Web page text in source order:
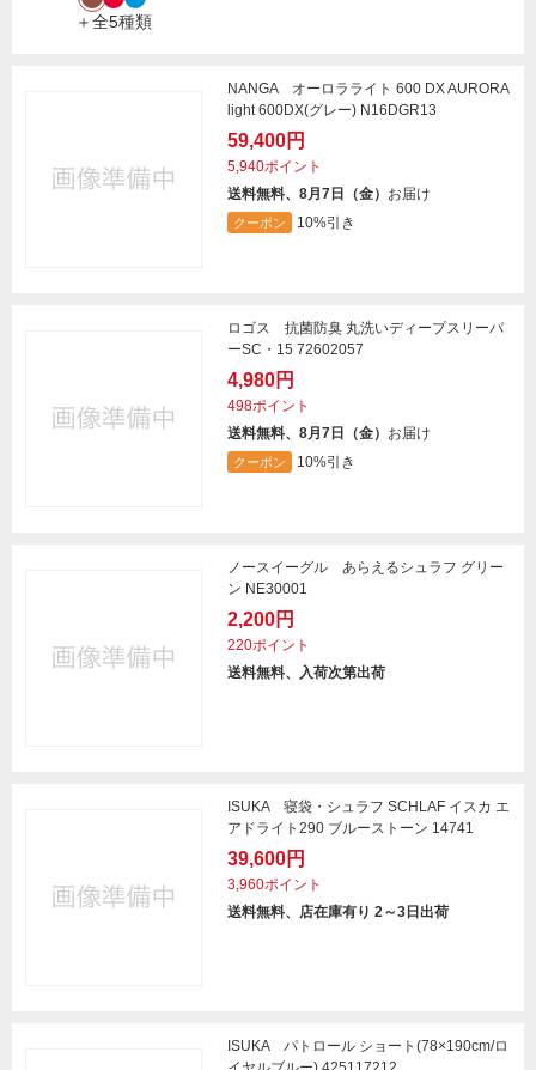
＋全5種類
NANGA オーロラライト 600 DX AURORA
light 600DX(グレー) N16DGR13
59,400円
5,940ポイント
送料無料、8月7日（金） お届け
クーポン 10%引き
ロゴス 抗菌防臭 丸洗いディープスリーパ
ーSC・15 72602057
4,980円
498ポイント
送料無料、8月7日（金） お届け
クーポン 10%引き
ノースイーグル あらえるシュラフ グリー
ン NE30001
2,200円
220ポイント
送料無料、入荷次第出荷
ISUKA 寝袋・シュラフ SCHLAF イスカ エ
アドライト290 ブルーストーン 14741
39,600円
3,960ポイント
送料無料、店在庫有り 2～3日出荷
ISUKA パトロール ショート(78×190cm/ロ